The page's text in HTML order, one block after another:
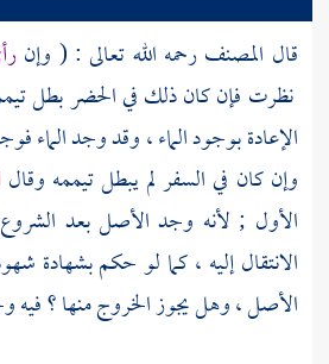
قال المصنفرحمه الله تعالى : ( وإن
نظرت فإن كان ذلك في الحضر بطل
الإعادة بوجود الماء ، وقد وجد الماء
وإن كان في السفر لم يبطل تيممه وقال
الأول ; لأنه وجد الأصل بعد
الانتقال إليه ، كما لو حكم بشهادة
الأصل ، وهل يجوز الخروج منها ؟ فيه